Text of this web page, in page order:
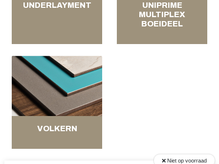
UNDERLAYMENT
UNIPRIME
MULTIPLEX
BOEIDEEL
VOLKERN
❌ Niet op voorraad